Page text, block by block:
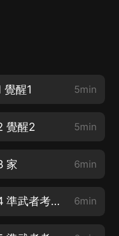
醒1 5min
覺醒2 5min
家 6min
吞噬星空之太上問道 004 準武者考核1 6min